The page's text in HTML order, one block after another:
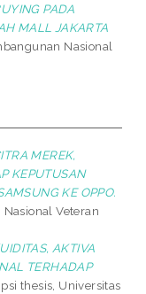
PADA
MALL JAKARTA
Nasional
MEREK,
KEPUTUSAN
KE OPPO.
Veteran
AKTIVA
TERHADAP
thesis, Universitas